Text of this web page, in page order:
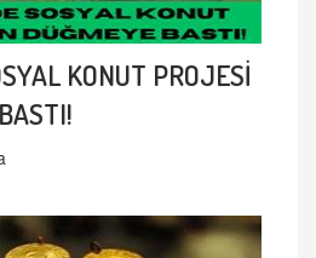
KONUT PROJESİ